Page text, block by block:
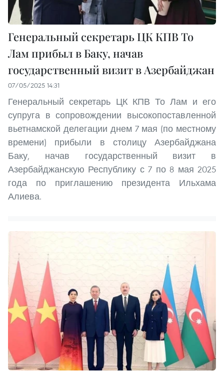
Генеральный секретарь ЦК КПВ То
Лам прибыл в Баку, начав
государственный визит в Азербайджан
07/05/2025 14:31
Генеральный секретарь ЦК КПВ То Лам и его
супруга в сопровождении высокопоставленной
вьетнамской делегации днем 7 мая (по местному
времени) прибыли в столицу Азербайджана
Баку, начав государственный визит в
Азербайджанскую Республику с 7 по 8 мая 2025
года по приглашению президента Ильхама
Алиева.